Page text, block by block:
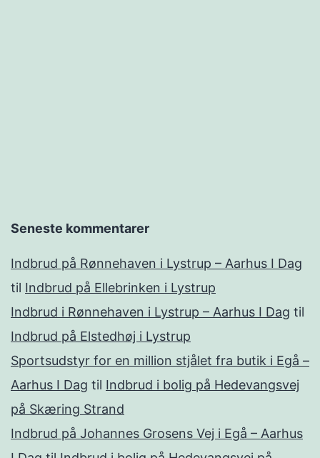
Seneste kommentarer
Indbrud på Rønnehaven i Lystrup – Aarhus I Dag
til Indbrud på Ellebrinken i Lystrup
Indbrud i Rønnehaven i Lystrup – Aarhus I Dag til
Indbrud på Elstedhøj i Lystrup
Sportsudstyr for en million stjålet fra butik i Egå –
Aarhus I Dag til Indbrud i bolig på Hedevangsvej
på Skæring Strand
Indbrud på Johannes Grosens Vej i Egå – Aarhus